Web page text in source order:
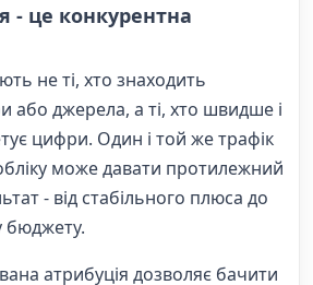
- це конкурентна
не ті, хто знаходить
або джерела, а ті, хто швидше і
цифри. Один і той же трафік
обліку може давати протилежний
- від стабільного плюса до
бюджету.
атрибуція дозволяє бачити